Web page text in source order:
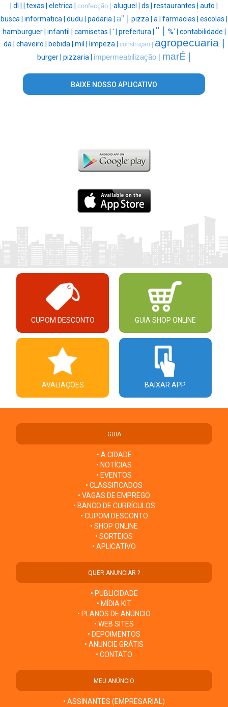
| dl | | texas | eletrica | confecção | aluguel | ds | restaurantes | auto |
busca | informatica | dudu | padaria | a" | pizza | a | farmacias | escolas |
hamburguer | infantil | camisetas | ' | prefeitura | " | %' | contabilidade |
da | chaveiro | bebida | mil | limpeza | construçao | agropecuaria |
burger | pizzaria | impermeabilização | marÉ |
BAIXE NOSSO APLICATIVO
CUPOM DESCONTO GUIA SHOP ONLINE
AVALIAÇÕES BAIXAR APP
GUIA
• A CIDADE
• NOTÍCIAS
• EVENTOS
• CLASSIFICADOS
• VAGAS DE EMPREGO
• BANCO DE CURRÍCULOS
• CUPOM DESCONTO
• SHOP ONLINE
• SORTEIOS
• APLICATIVO
QUER ANUNCIAR ?
• PUBLICIDADE
• MÍDIA KIT
• PLANOS DE ANÚNCIO
• WEB SITES
• DEPOIMENTOS
• ANUNCIE GRÁTIS
• CONTATO
MEU ANÚNCIO
• ASSINANTES (EMPRESARIAL)